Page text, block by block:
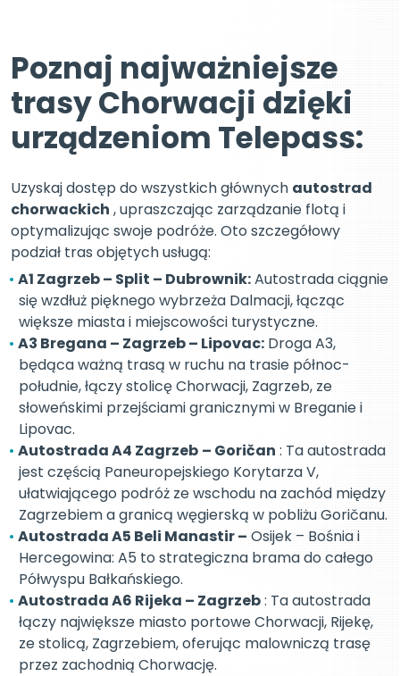
Poznaj najważniejsze
trasy Chorwacji dzięki
urządzeniom Telepass:
Uzyskaj dostęp do wszystkich głównych autostrad
chorwackich , upraszczając zarządzanie flotą i
optymalizując swoje podróże. Oto szczegółowy
podział tras objętych usługą:
A1 Zagrzeb – Split – Dubrownik:Autostrada ciągnie
się wzdłuż pięknego wybrzeża Dalmacji, łącząc
większe miasta i miejscowości turystyczne.
A3 Bregana – Zagrzeb – Lipovac:Droga A3,
będąca ważną trasą w ruchu na trasie północ-
południe, łączy stolicę Chorwacji, Zagrzeb, ze
słoweńskimi przejściami granicznymi w Breganie i
Lipovac.
Autostrada A4 Zagrzeb – Goričan : Ta autostrada
jest częścią Paneuropejskiego Korytarza V,
ułatwiającego podróż ze wschodu na zachód między
Zagrzebiem a granicą węgierską w pobliżu Goričanu.
Autostrada A5 Beli Manastir – Osijek – Bośnia i
Hercegowina: A5 to strategiczna brama do całego
Półwyspu Bałkańskiego.
Autostrada A6 Rijeka – Zagrzeb: Ta autostrada
łączy największe miasto portowe Chorwacji, Rijekę,
ze stolicą, Zagrzebiem, oferując malowniczą trasę
przez zachodnią Chorwację.